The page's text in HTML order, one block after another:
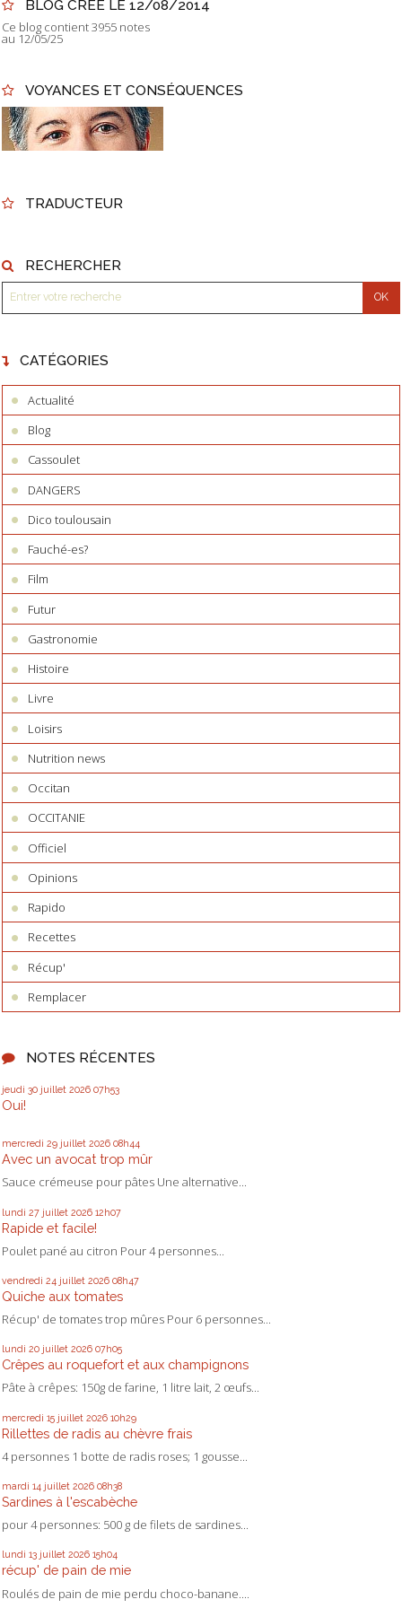
BLOG CRÉÉ LE 12/08/2014
Ce blog contient 3955 notes
au 12/05/25
VOYANCES ET CONSÉQUENCES
TRADUCTEUR
RECHERCHER
CATÉGORIES
Actualité
Blog
Cassoulet
DANGERS
Dico toulousain
Fauché-es?
Film
Futur
Gastronomie
Histoire
Livre
Loisirs
Nutrition news
Occitan
OCCITANIE
Officiel
Opinions
Rapido
Recettes
Récup'
Remplacer
NOTES RÉCENTES
jeudi 30 juillet 2026 07h53
Oui!
mercredi 29 juillet 2026 08h44
Avec un avocat trop mûr
Sauce crémeuse pour pâtes Une alternative...
lundi 27 juillet 2026 12h07
Rapide et facile!
Poulet pané au citron Pour 4 personnes...
vendredi 24 juillet 2026 08h47
Quiche aux tomates
Récup' de tomates trop mûres Pour 6 personnes...
lundi 20 juillet 2026 07h05
Crêpes au roquefort et aux champignons
Pâte à crêpes: 150g de farine, 1 litre lait, 2 œufs...
mercredi 15 juillet 2026 10h29
Rillettes de radis au chèvre frais
4 personnes 1 botte de radis roses; 1 gousse...
mardi 14 juillet 2026 08h38
Sardines à l'escabèche
pour 4 personnes: 500 g de filets de sardines...
lundi 13 juillet 2026 15h04
récup' de pain de mie
Roulés de pain de mie perdu choco-banane....